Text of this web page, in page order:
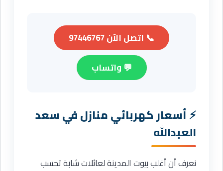
📞 اتصل الآن 97446767
💬 واتساب
أسعار كهربائي منازل في سعد
العبدالله
نعرف أن أغلب بيوت المدينة لعائلات شابة تحسب